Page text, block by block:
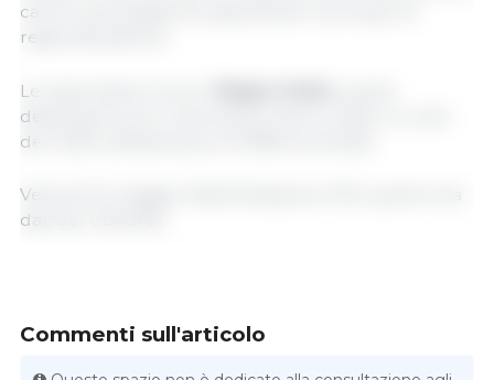
carne suina spagnola, applicando il principio di
regionalizzazione.
Le esportazioni verso il
destinazione per importanza, hanno subito un calo
del 15,6%, attestandosi a 15.968 tonnellate.
Venerdì 15 maggio 2026/ Redazione 333 a partire da
dati del CEXGAN.
Commenti sull'articolo